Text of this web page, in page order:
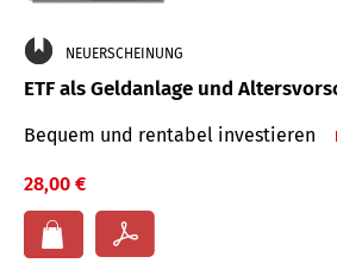
NEUERSCHEINUNG
ETF als Geldanlage und
Bequem und rentabel investieren
28,00 €